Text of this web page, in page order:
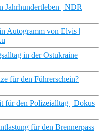
Jahrhundertleben | NDR
Autogramm von Elvis |
in der Ostukraine
für den Führerschein?
für den Polizeialltag | Dokus
für den Brennerpass